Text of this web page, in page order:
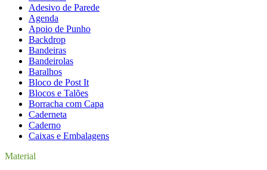
Adesivo de Parede
Agenda
Apoio de Punho
Backdrop
Bandeiras
Bandeirolas
Baralhos
Bloco de Post It
Blocos e Talões
Borracha com Capa
Caderneta
Caderno
Caixas e Embalagens
Material